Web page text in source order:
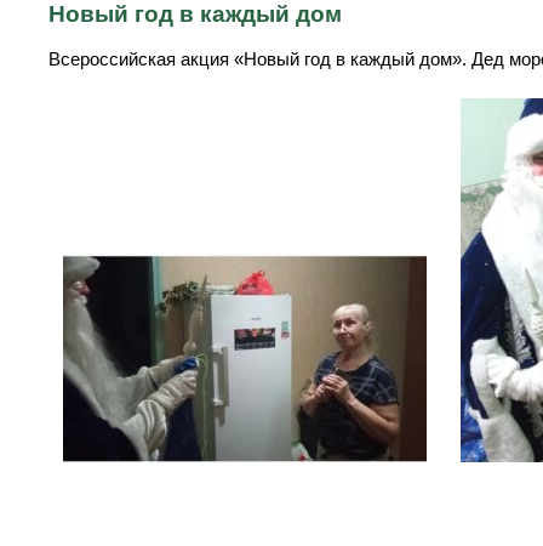
Новый год в каждый дом
Всероссийская акция «Новый год в каждый дом». Дед